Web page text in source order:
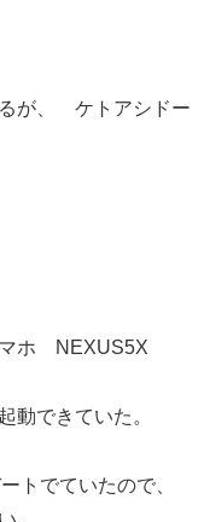
が、 ケトアシドー
マホ NEXUS5X
動できていた。
トでていたので、